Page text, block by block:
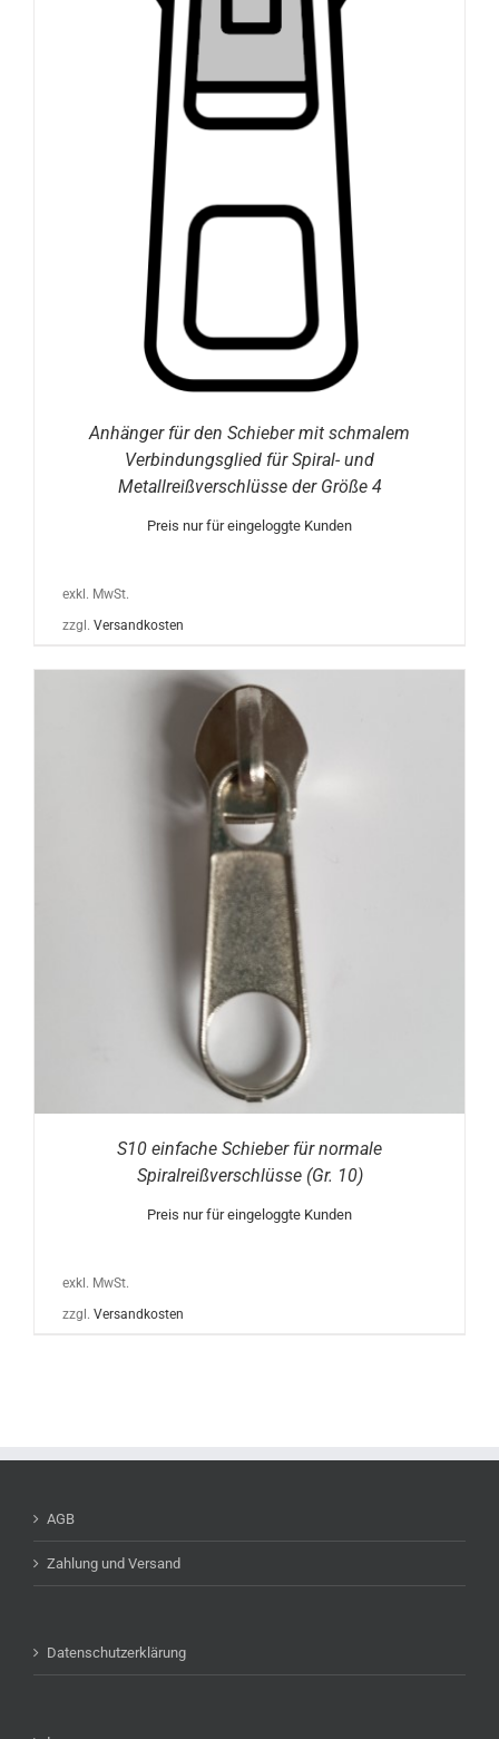
Anhänger für den Schieber mit schmalem
Verbindungsglied für Spiral- und
Metallreißverschlüsse der Größe 4
Preis nur für eingeloggte Kunden
exkl. MwSt.
zzgl. Versandkosten
S10 einfache Schieber für normale
Spiralreißverschlüsse (Gr. 10)
Preis nur für eingeloggte Kunden
exkl. MwSt.
zzgl. Versandkosten
AGB
Zahlung und Versand
Datenschutzerklärung